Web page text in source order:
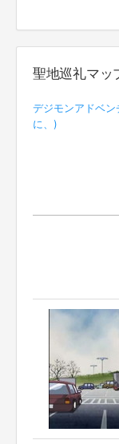
聖地巡礼マ
デジモンアドベ
に、)